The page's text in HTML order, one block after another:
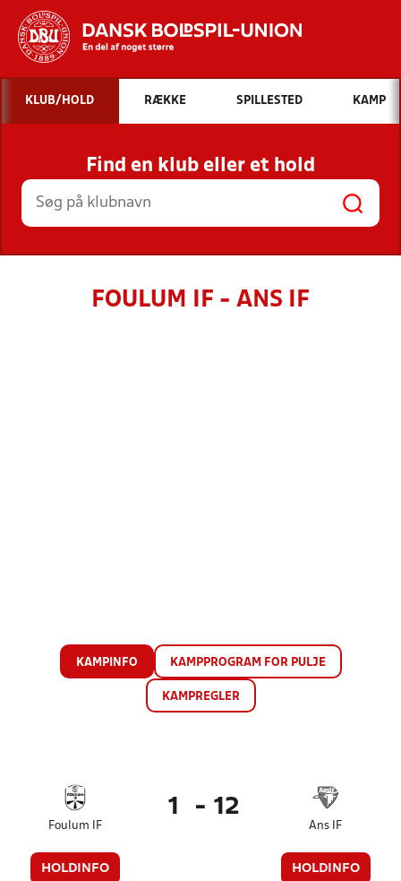
Hvad vil du søge efter?
INDHOLD OG NYHEDER
STILLINGER, RESULTATER, KLUBBER OG
HOLD
KLUB/HOLD RÆKKE SPILLESTED KAMP
Find en klub eller et hold
FOULUM IF - ANS IF
KAMPINFO KAMPPROGRAM FOR PULJE
KAMPREGLER
Foulum IF
HOLDINFO
1 - 12
Ans IF
HOLDINFO